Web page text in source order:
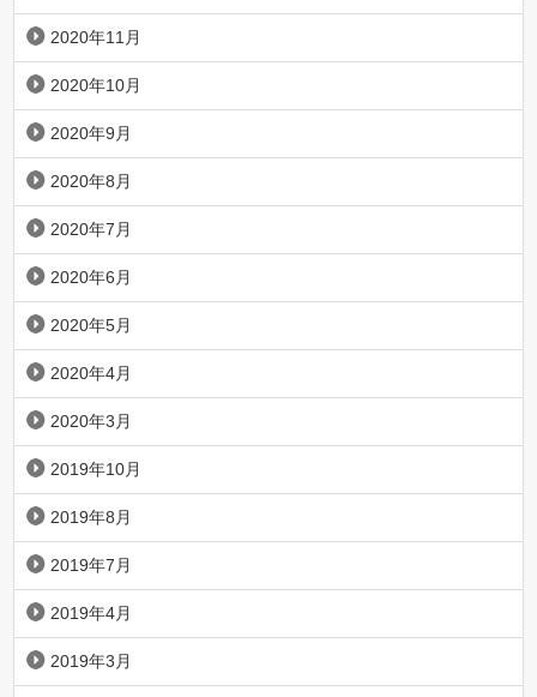
2020年11月
2020年10月
2020年9月
2020年8月
2020年7月
2020年6月
2020年5月
2020年4月
2020年3月
2019年10月
2019年8月
2019年7月
2019年4月
2019年3月